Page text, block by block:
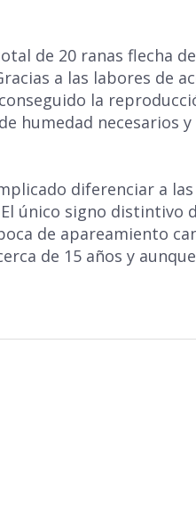
y
email.
de 20 ranas flecha
a las labores de
la
humedad necesarios
diferenciar a
único signo distintivo
de apareamiento
de 15 años y